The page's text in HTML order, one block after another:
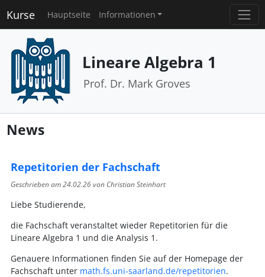
Kurse Hauptseite Informationen
Lineare Algebra 1
Prof. Dr. Mark Groves
News
Repetitorien der Fachschaft
Geschrieben am24.02.26von Christian Steinhart
Liebe Studierende,
die Fachschaft veranstaltet wieder Repetitorien für die
Lineare Algebra 1 und die Analysis 1.
Genauere Informationen finden Sie auf der Homepage der
Fachschaft unter math.fs.uni-saarland.de/repetitorien.